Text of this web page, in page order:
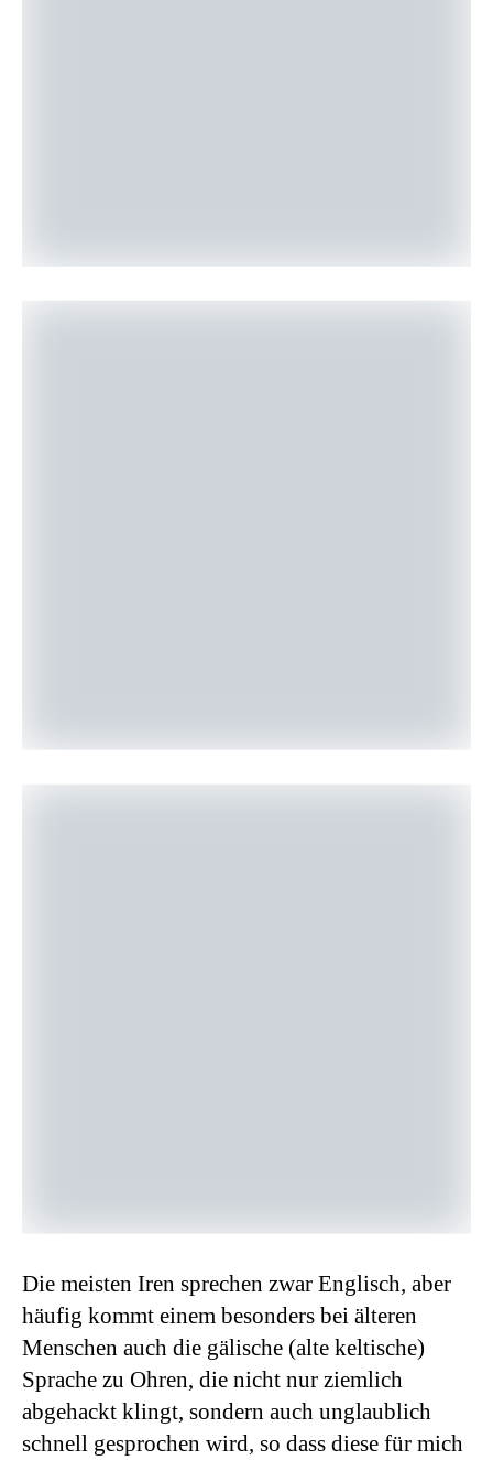
Die meisten Iren sprechen zwar Englisch, aber
häufig kommt einem besonders bei älteren
Menschen auch die gälische (alte keltische)
Sprache zu Ohren, die nicht nur ziemlich
abgehackt klingt, sondern auch unglaublich
schnell gesprochen wird, so dass diese für mich